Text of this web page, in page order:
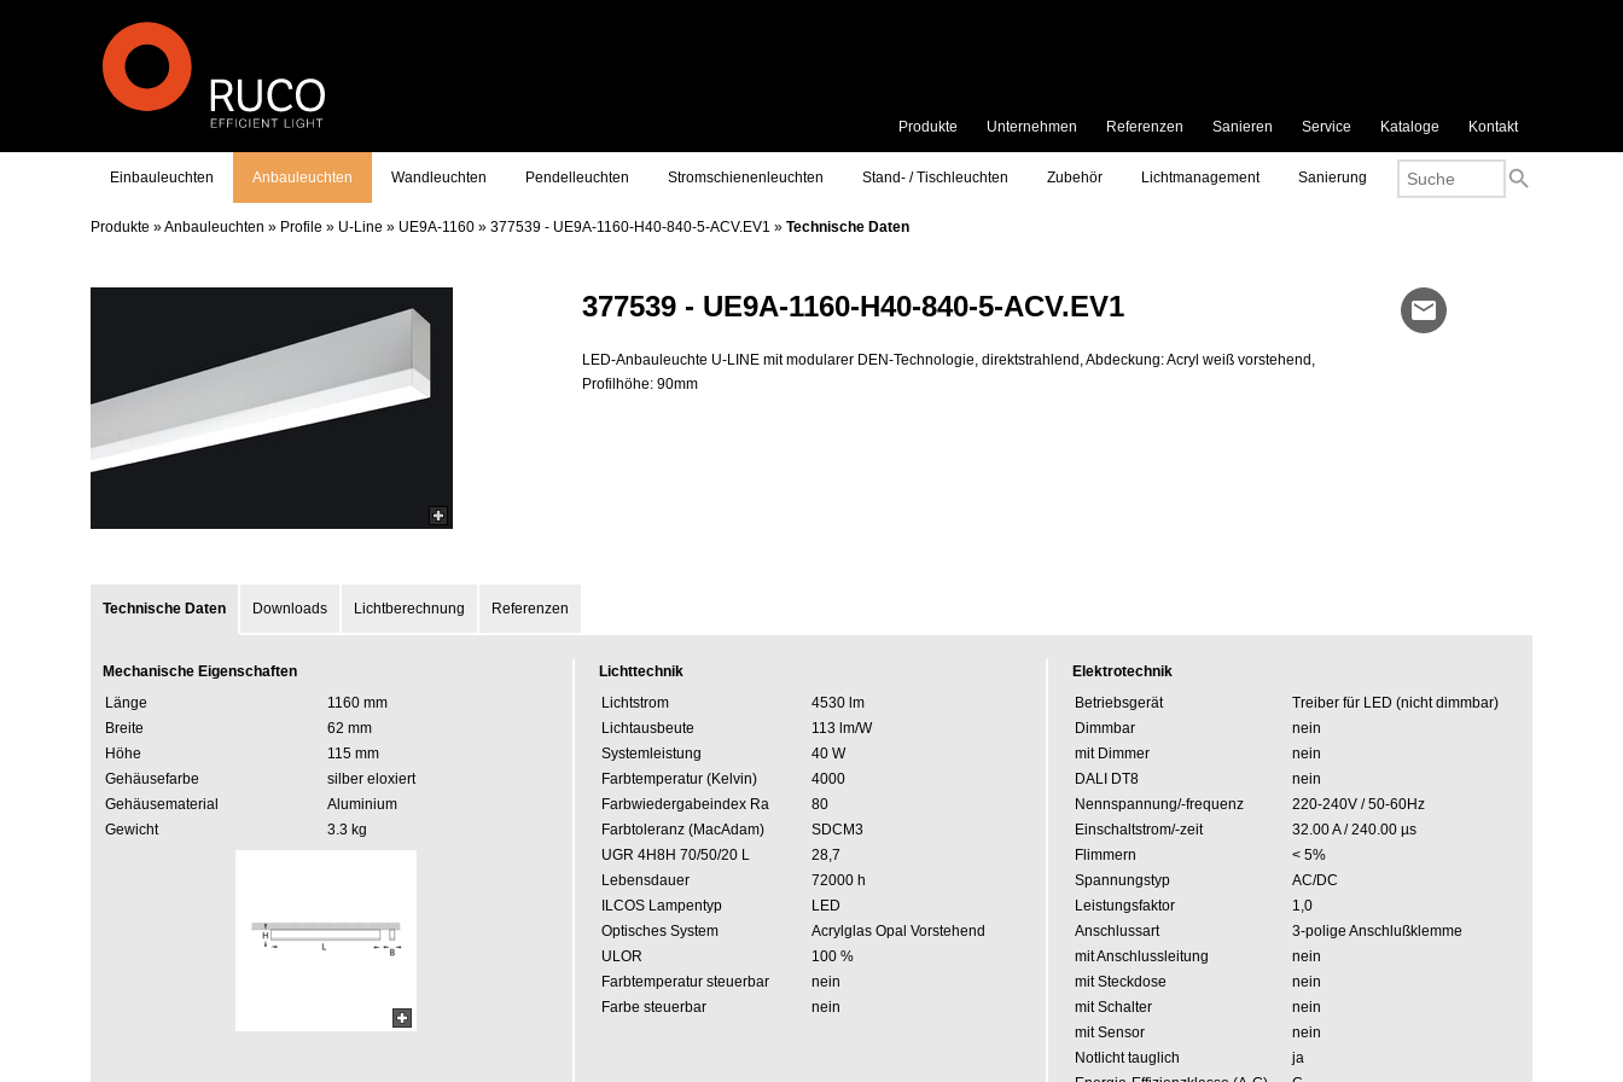
Produkte Unternehmen Referenzen Sanieren Service Kataloge Kontakt
Einbauleuchten Anbauleuchten Wandleuchten Pendelleuchten Stromschienenleuchten Stand- / Tischleuchten Zubehör Lichtmanagement Sanierung search
Produkte »Anbauleuchten » Profile » U-Line » UE9A-1160 » 377539 - UE9A-1160-H40-840-5-ACV.EV1 » Technische Daten
377539 - UE9A-1160-H40-840-5-ACV.EV1
LED-Anbauleuchte U-LINE mit modularer DEN-Technologie, direktstrahlend, Abdeckung: Acryl weiß vorstehend,
Profilhöhe: 90mm
mail
Technische Daten Downloads Lichtberechnung Referenzen
Mechanische Eigenschaften
Länge
1160 mm
Breite
62 mm
Höhe
115 mm
Gehäusefarbe
silber eloxiert
Gehäusematerial
Aluminium
Gewicht
3.3 kg
Lichttechnik
Lichtstrom
4530 lm
Lichtausbeute
113 lm/W
Systemleistung
40 W
Farbtemperatur (Kelvin)
4000
Farbwiedergabeindex Ra
80
Farbtoleranz (MacAdam)
SDCM3
UGR 4H8H 70/50/20 L
28,7
Lebensdauer
72000 h
ILCOS Lampentyp
LED
Optisches System
Acrylglas Opal Vorstehend
ULOR
100 %
Farbtemperatur steuerbar
nein
Farbe steuerbar
nein
Elektrotechnik
Betriebsgerät
Treiber für LED (nicht dimmbar)
Dimmbar
nein
mit Dimmer
nein
DALI DT8
nein
Nennspannung/-frequenz
220-240V / 50-60Hz
Einschaltstrom/-zeit
32.00 A / 240.00 µs
Flimmern
< 5%
Spannungstyp
AC/DC
Leistungsfaktor
1,0
Anschlussart
3-polige Anschlußklemme
mit Anschlussleitung
nein
mit Steckdose
nein
mit Schalter
nein
mit Sensor
nein
Notlicht tauglich
ja